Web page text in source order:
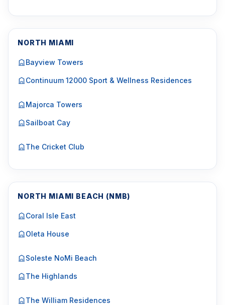
NORTH MIAMI
Bayview Towers
Continuum 12000 Sport & Wellness Residences
Majorca Towers
Sailboat Cay
The Cricket Club
NORTH MIAMI BEACH (NMB)
Coral Isle East
Oleta House
Soleste NoMi Beach
The Highlands
The William Residences